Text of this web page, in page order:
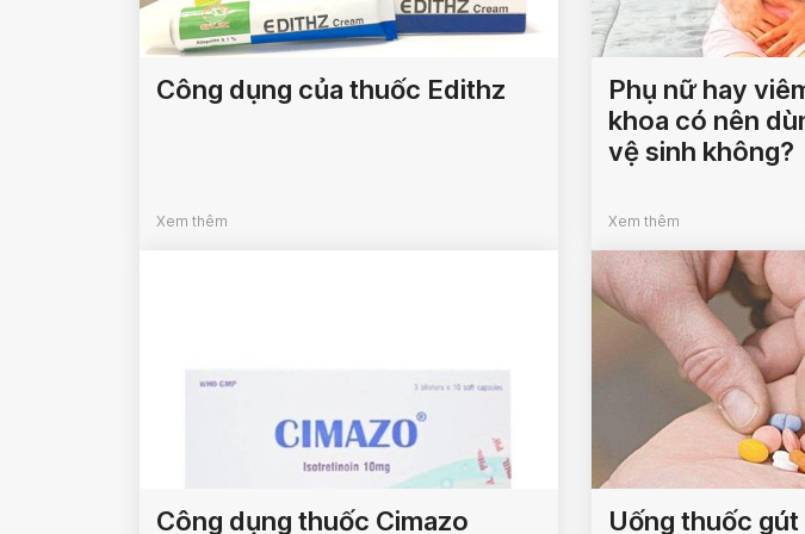
Công dụng của thuốc Edithz
Xem thêm
Phụ nữ hay
khoa có nên
vệ sinh không?
Xem thêm
Công dụng thuốc Cimazo Uống thuốc